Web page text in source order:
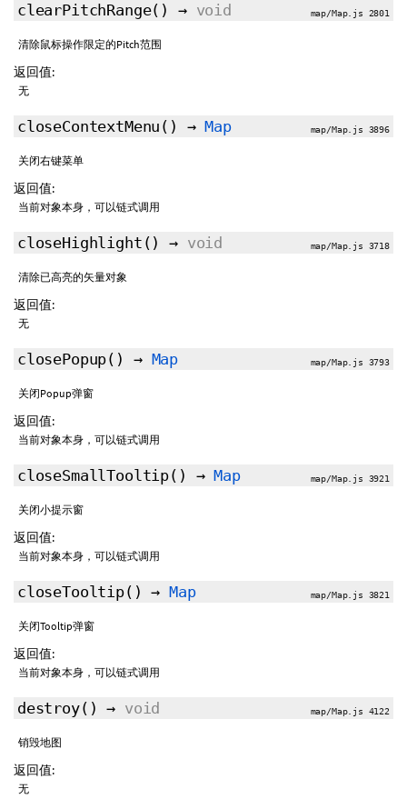
clearPitchRange() → void map/Map.js 2801
清除鼠标操作限定的Pitch范围
返回值:
无
closeContextMenu () →Map map/Map.js 3896
关闭右键菜单
返回值:
当前对象本身，可以链式调用
closeHighlight () → void map/Map.js 3718
清除已高亮的矢量对象
返回值:
无
closePopup() → Map map/Map.js 3793
关闭Popup弹窗
返回值:
当前对象本身，可以链式调用
closeSmallTooltip() →Map map/Map.js 3921
关闭小提示窗
返回值:
当前对象本身，可以链式调用
closeTooltip() →Map map/Map.js 3821
关闭Tooltip弹窗
返回值:
当前对象本身，可以链式调用
destroy() → void map/Map.js 4122
销毁地图
返回值:
无